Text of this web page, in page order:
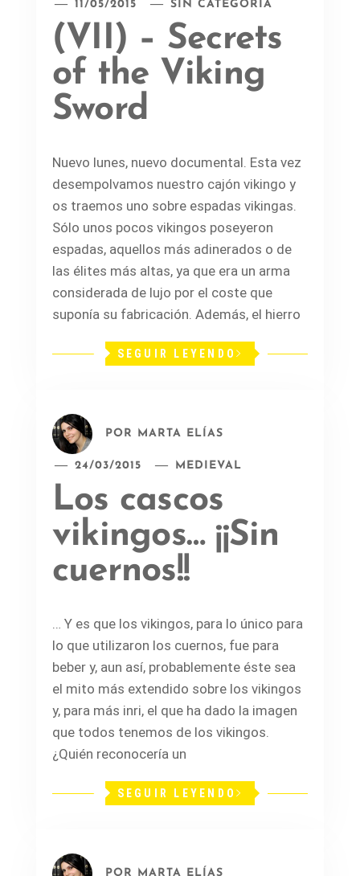
11/05/2015 SIN CATEGORÍA
(VII) – Secrets
of the Viking
Sword
Nuevo lunes, nuevo documental. Esta vez
desempolvamos nuestro cajón vikingo y
os traemos uno sobre espadas vikingas.
Sólo unos pocos vikingos poseyeron
espadas, aquellos más adinerados o de
las élites más altas, ya que era un arma
considerada de lujo por el coste que
suponía su fabricación. Además, el hierro
SEGUIR LEYENDO
POR MARTA ELÍAS
24/03/2015 MEDIEVAL
Los cascos
vikingos… ¡¡Sin
cuernos!!
… Y es que los vikingos, para lo único para
lo que utilizaron los cuernos, fue para
beber y, aun así, probablemente éste sea
el mito más extendido sobre los vikingos
y, para más inri, el que ha dado la imagen
que todos tenemos de los vikingos.
¿Quién reconocería un
SEGUIR LEYENDO
POR MARTA ELÍAS